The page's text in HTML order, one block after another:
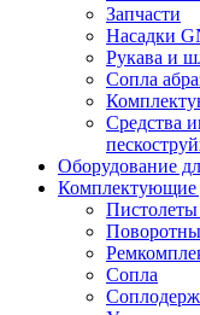
Запчасти
Насадки
Рукава и
Сопла
Средства
Оборудование
Комплектующие
Сопла